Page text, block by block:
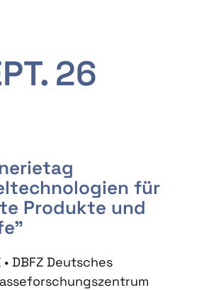
26
für
Produkte und
• DBFZ Deutsches